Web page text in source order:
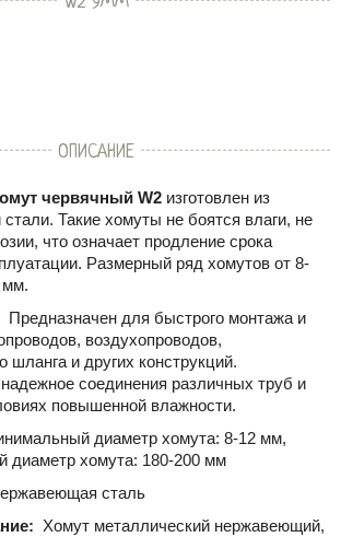
ОПИСАНИЕ
червячный W2 изготовлен из
Такие хомуты не боятся влаги, не
что означает продление срока
Размерный ряд хомутов от 8-
мм.
Предназначен для быстрого монтажа и
воздухопроводов,
шланга и других конструкций.
соединения различных труб и
повышенной влажности.
диаметр хомута: 8-12 мм,
диаметр хомута: 180-200 мм
сталь
Хомут металлический нержавеющий,